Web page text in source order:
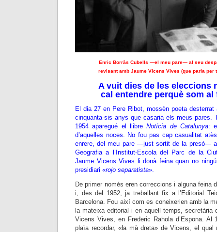
Enric Borràs Cubells —el meu pare— al seu
revisant amb Jaume Vicens Vives (que parla per
A vuit dies de les eleccions
cal entendre perquè som al
El dia 27 en Pere Ribot, mossèn poeta
cinquanta-sis anys que casaria els meus pares.
1954 aparegué el llibreNotícia de Catalunya:
d’aquelles noces. No fou pas cap casualitat
enrere, del meu pare —just sortit de la presó—
Geografia a l’Institut-Escola del Parc de la
Jaume Vicens Vives li donà feina quan no
presidiari «rojo separatista».
De primer només eren correccions i alguna feina
i, des del 1952, ja treballant fix a l’Editorial
Barcelona. Fou així com es coneixerien amb la
la mateixa editorial i en aquell temps,
Vicens Vives, en Frederic Rahola d’Espona.
plaïa recordar, «la mà dreta» de Vicens, el